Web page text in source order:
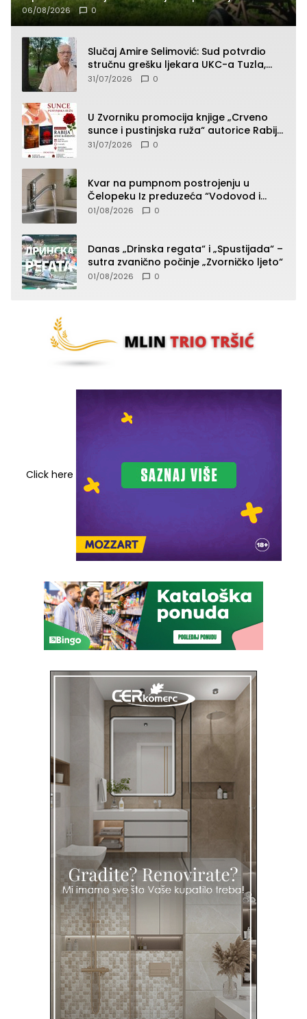
06/08/2026 0
Slučaj Amire Selimović: Sud potvrdio
stručnu grešku ljekara UKC-a Tuzla,
presudan dokaz ostala obdukcija
31/07/2026 0
U Zvorniku promocija knjige „Crveno
sunce i pustinjska ruža“ autorice Rabije
Avdić-Hamidović
31/07/2026 0
Kvar na pumpnom postrojenju u
Čelopeku Iz preduzeća “Vodovod i
komunalije”
01/08/2026 0
Danas „Drinska regata“ i „Spustijada“ –
sutra zvanično počinje „Zvorničko ljeto“
01/08/2026 0
Click here